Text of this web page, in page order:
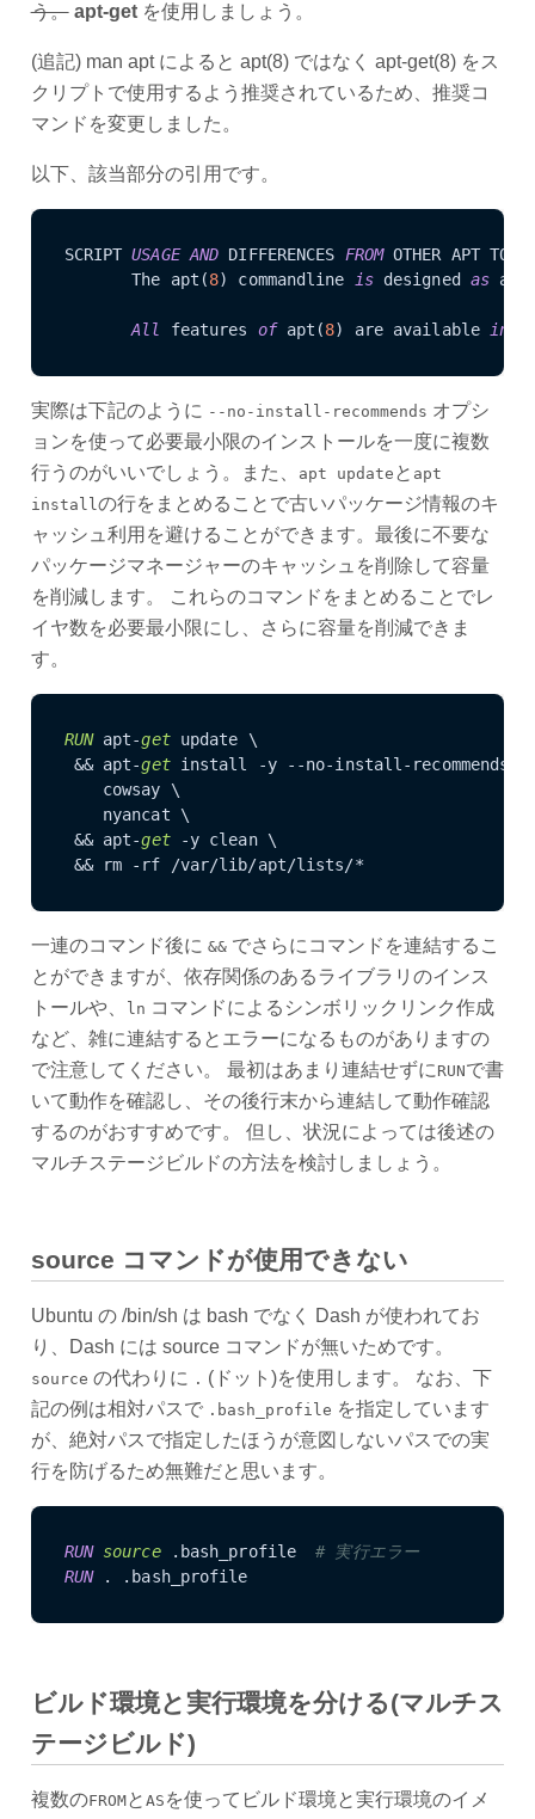
う。 apt-getを使用しましょう。
(追記) man apt によると apt(8) ではなく apt-get(8) をス
クリプトで使用するよう推奨されているため、推奨コ
マンドを変更しました。
以下、該当部分の引用です。
SCRIPT USAGE AND DIFFERENCES FROM OTHER APT
       The apt(
8) commandline is designed as an
All features of apt(8) are available in
実際は下記のように --no-install-recommends オプシ
ョンを使って必要最小限のインストールを一度に複数
行うのがいいでしょう。また、
apt update と apt
installの行をまとめることで古いパッケージ情報のキ
ャッシュ利用を避けることができます。最後に不要な
パッケージマネージャーのキャッシュを削除して容量
を削減します。 これらのコマンドをまとめることでレ
イヤ数を必要最小限にし、さらに容量を削減できま
す。
RUN apt-get update \
&& apt-get install -y --no-install-recommends \
    cowsay \
    nyancat \
&& apt-get -y clean \
&& rm -rf /var/lib/apt/lists/*
一連のコマンド後に &&でさらにコマンドを連結するこ
とができますが、依存関係のあるライブラリのインス
トールや、
ln コマンドによるシンボリックリンク作成
など、雑に連結するとエラーになるものがありますの
で注意してください。 最初はあまり連結せずに RUNで書
いて動作を確認し、その後行末から連結して動作確認
するのがおすすめです。 但し、状況によっては後述の
マルチステージビルドの方法を検討しましょう。
source コマンドが使用できない
Ubuntu の /bin/sh は bash でなく Dash が使われてお
り、Dash には source コマンドが無いためです。
source の代わりに . (ドット)を使用します。 なお、下
記の例は相対パスで .bash_profile を指定しています
が、絶対パスで指定したほうが意図しないパスでの実
行を防げるため無難だと思います。
RUN source .bash_profile # 実行エラー
RUN . .bash_profile
ビルド環境と実行環境を分ける(マルチス
テージビルド)
複数のFROMと AS を使ってビルド環境と実行環境のイメ